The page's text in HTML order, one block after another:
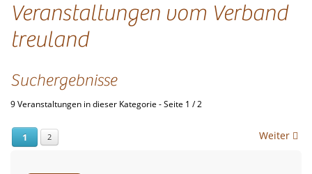
Veranstaltungen vom Verband
treuland
Suchergebnisse
9 Veranstaltungen in dieser Kategorie - Seite 1 / 2
1 2 Weiter